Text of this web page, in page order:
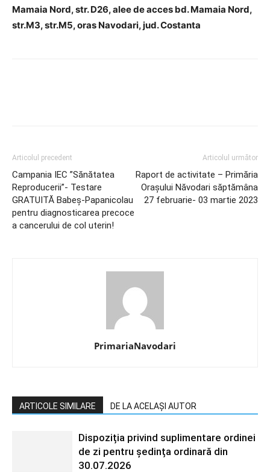
Mamaia Nord, str. D26, alee de acces bd. Mamaia Nord,
str.M3, str.M5, oras Navodari, jud. Costanta
Articolul precedent
Campania IEC ”Sănătatea
Reproducerii”- Testare
GRATUITĂ Babeș-Papanicolau
pentru diagnosticarea precoce
a cancerului de col uterin!
Articolul următor
Raport de activitate – Primăria
Orașului Năvodari săptămâna
27 februarie- 03 martie 2023
PrimariaNavodari
ARTICOLE SIMILARE DE LA ACELAȘI AUTOR
Dispoziția privind suplimentare ordinei
de zi pentru ședința ordinară din
30.07.2026